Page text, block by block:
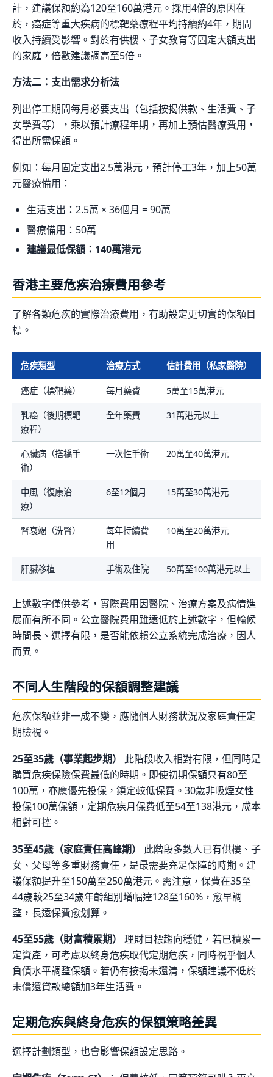
計，建議保額約為120至160萬港元。採用4倍的原因在
於，癌症等重大疾病的標靶藥療程平均持續約4年，期間
收入持續受影響。對於有供樓、子女教育等固定大額支出
的家庭，倍數建議調高至5倍。
方法二：支出需求分析法
列出停工期間每月必要支出（包括按揭供款、生活費、子
女學費等），乘以預計療程年期，再加上預估醫療費用，
得出所需保額。
例如：每月固定支出2.5萬港元，預計停工3年，加上50萬
元醫療備用：
生活支出：2.5萬 × 36個月 = 90萬
醫療備用：50萬
建議最低保額：140萬港元
香港主要危疾治療費用參考
了解各類危疾的實際治療費用，有助設定更切實的保額目
標。
危疾類型 治療方式 估計費用（私家醫院）
癌症（標靶藥） 每月藥費 5萬至15萬港元
乳癌（後期標靶
療程）
全年藥費 31萬港元以上
心臟病（搭橋手
術）
一次性手術 20萬至40萬港元
中風（復康治
療）
6至12個月 15萬至30萬港元
腎衰竭（洗腎）
每年持續費
用
10萬至20萬港元
肝臟移植 手術及住院 50萬至100萬港元以上
上述數字僅供參考，實際費用因醫院、治療方案及病情進
展而有所不同。公立醫院費用雖遠低於上述數字，但輪候
時間長、選擇有限，是否能依賴公立系統完成治療，因人
而異。
不同人生階段的保額調整建議
危疾保額並非一成不變，應隨個人財務狀況及家庭責任定
期檢視。
25至35歲（事業起步期）
此階段收入相對有限，但同時是
購買危疾保險保費最低的時期。即使初期保額只有80至
100萬，亦應優先投保，鎖定較低保費。30歲非吸煙女性
投保100萬保額，定期危疾月保費低至54至138港元，成本
相對可控。
35至45歲（家庭責任高峰期）
此階段多數人已有供樓、子
女、父母等多重財務責任，是最需要充足保障的時期。建
議保額提升至150萬至250萬港元。需注意，保費在35至
44歲較25至34歲年齡組別增幅達128至160%，愈早調
整，長遠保費愈划算。
45至55歲（財富積累期）
理財目標趨向穩健，若已積累一
定資產，可考慮以終身危疾取代定期危疾，同時視乎個人
負債水平調整保額。若仍有按揭未還清，保額建議不低於
未償還貸款總額加3年生活費。
定期危疾與終身危疾的保額策略差異
選擇計劃類型，也會影響保額設定思路。